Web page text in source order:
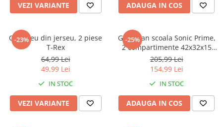
Sandale fete
VEZI VARIANTE ADAUGA IN COS
-23%
Compleu din jerseu, 2 piese
T-Rex
64,99 Lei
49,99 Lei
IN STOC
VEZI VARIANTE
-25%
Ghiozdan scoala Sonic Prime,
2 compartimente 42x32x15
cm
205,99 Lei
154,99 Lei
IN STOC
ADAUGA IN COS